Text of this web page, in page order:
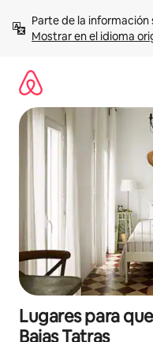
contenidoMostrar en el idioma
Lugares para
Bajas Tatras